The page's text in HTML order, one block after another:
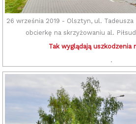
26 września 2019 - Olsztyn, ul. Tadeusza
obcierkę na skrzyżowaniu al.
Tak wyglądają uszkodzenia
.